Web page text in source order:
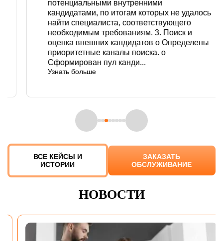
потенциальными внутренними
кандидатами, по итогам которых не удалось
найти специалиста, соответствующего
необходимым требованиям. 3. Поиск и
оценка внешних кандидатов o Определены
приоритетные каналы поиска. o
Сформирован пул канди...
Узнать больше
ВСЕ КЕЙСЫ И
ИСТОРИИ
ЗАКАЗАТЬ
ОБСЛУЖИВАНИЕ
НОВОСТИ